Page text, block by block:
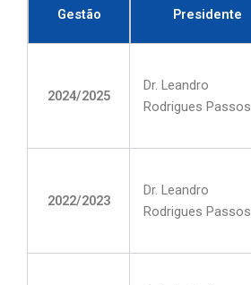
Gestão Presidente
2024/2025
Dr. Leandro
Rodrigues Passos
2022/2023
Dr. Leandro
Rodrigues Passos